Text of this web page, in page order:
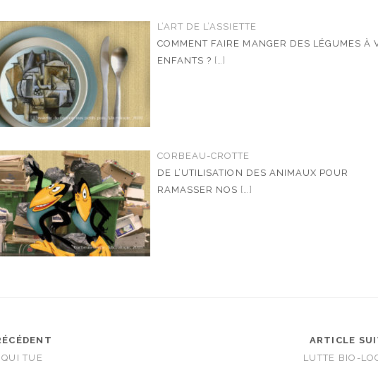
L’ART DE L’ASSIETTE
COMMENT FAIRE MANGER DES LÉGUMES À
ENFANTS ? […]
CORBEAU-CROTTE
DE L’UTILISATION DES ANIMAUX POUR
RAMASSER NOS […]
TUE
ARTICLE
LUTTE BIO-